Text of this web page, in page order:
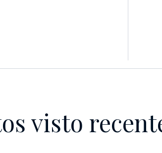
visto